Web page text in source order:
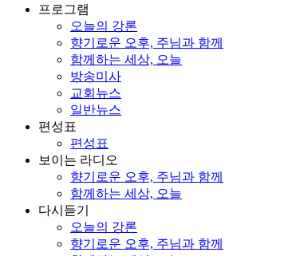
프로그램
오늘의 강론
향기로운 오후, 주님과 함께
함께하는 세상, 오늘
방송미사
교회뉴스
일반뉴스
편성표
편성표
보이는 라디오
향기로운 오후, 주님과 함께
함께하는 세상, 오늘
다시듣기
오늘의 강론
향기로운 오후, 주님과 함께